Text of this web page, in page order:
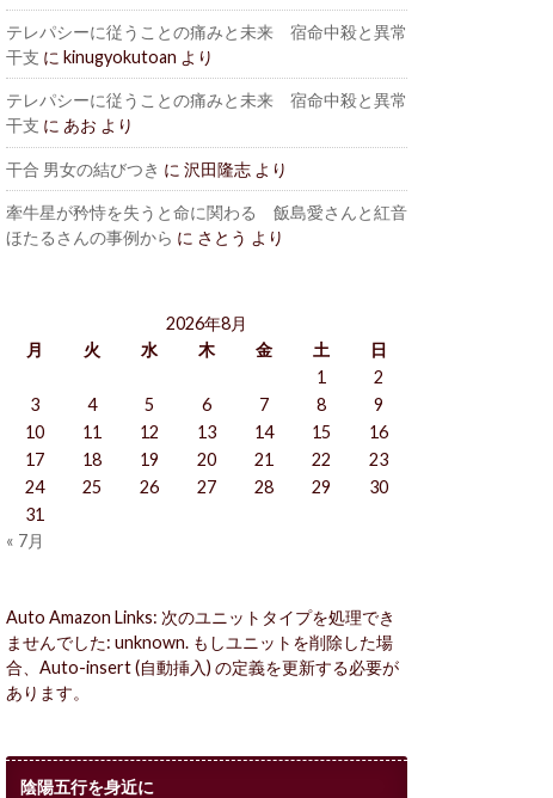
テレパシーに従うことの痛みと未来 宿命中殺と異常
干支 に kinugyokutoan より
テレパシーに従うことの痛みと未来 宿命中殺と異常
干支 に あお より
干合 男女の結びつき に 沢田隆志 より
牽牛星が矜恃を失うと命に関わる 飯島愛さんと紅音
ほたるさんの事例から に さとう より
2026年8月
月
火 水 木 金 土
日
1
2
3
4 5 6 7 8
9
10
11 12 13 14 15
16
17
18 19 20 21 22
23
24
25 26 27 28 29
30
31
« 7月
Auto Amazon Links: 次のユニットタイプを処理でき
ませんでした: unknown. もしユニットを削除した場
合、Auto-insert (自動挿入) の定義を更新する必要が
あります。
陰陽五行を身近に